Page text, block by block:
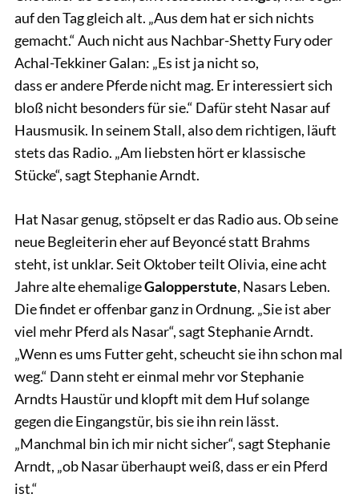
auf den Tag gleich alt. „Aus dem hat er sich nichts
gemacht.“ Auch nicht aus Nachbar-Shetty Fury oder
Achal-Tekkiner Galan: „Es ist ja nicht so,
dass er andere Pferde nicht mag. Er interessiert sich
bloß nicht besonders für sie.“ Dafür steht Nasar auf
Hausmusik. In seinem Stall, also dem richtigen, läuft
stets das Radio. „Am liebsten hört er klassische
Stücke“, sagt Stephanie Arndt.
Hat Nasar genug, stöpselt er das Radio aus. Ob seine
neue Begleiterin eher auf Beyoncé statt Brahms
steht, ist unklar. Seit Oktober teilt Olivia, eine acht
Jahre alte ehemaligeGalopperstute, Nasars Leben.
Die findet er offenbar ganz in Ordnung. „Sie ist aber
viel mehr Pferd als Nasar“, sagt Stephanie Arndt.
„Wenn es ums Futter geht, scheucht sie ihn schon mal
weg.“ Dann steht er einmal mehr vor Stephanie
Arndts Haustür und klopft mit dem Huf solange
gegen die Eingangstür, bis sie ihn rein lässt.
„Manchmal bin ich mir nicht sicher“, sagt Stephanie
Arndt, „ob Nasar überhaupt weiß, dass er ein Pferd
ist.“